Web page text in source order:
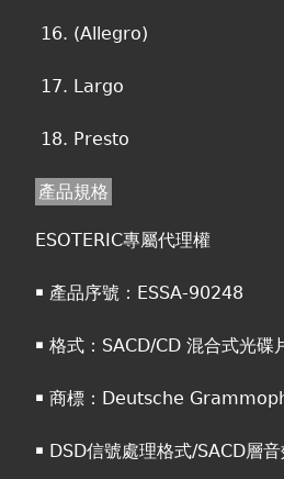
16. (Allegro)
17. Largo
18. Presto
產品規格
ESOTERIC專屬代理權
￭ 產品序號：ESSA-90248
￭ 格式：SACD/CD 混合式光碟
￭ 商標：Deutsche
￭ DSD信號處理格式/SACD層